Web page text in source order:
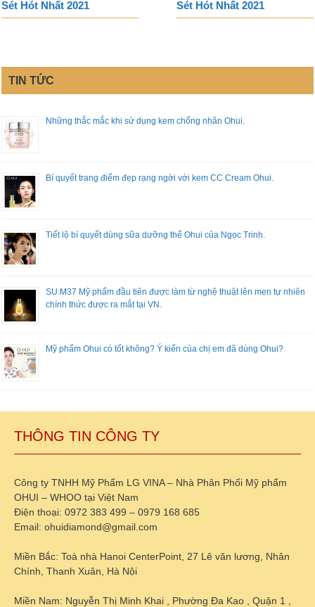
Sét Hót Nhất 2021 Sét Hót Nhất 2021
TIN TỨC
Những thắc mắc khi sử dụng kem chống nhăn Ohui.
Bí quyết trang điểm đẹp rạng ngời với kem CC Cream Ohui.
Tiết lộ bí quyết dùng sữa dưỡng thể Ohui của Ngọc Trinh.
SU:M37 Mỹ phẩm đầu tiên được làm từ nghệ thuật lên men tự nhiên
chính thức được ra mắt tại VN.
Mỹ phẩm Ohui có tốt không? Ý kiến của chị em đã dùng Ohui?
THÔNG TIN CÔNG TY
Công ty TNHH Mỹ Phẩm LG VINA – Nhà Phân Phối Mỹ phẩm
OHUI – WHOO tại Việt Nam
Điện thoại: 0972 383 499 – 0979 168 685
Email: ohuidiamond@gmail.com
Miền Bắc: Toà nhà Hanoi CenterPoint, 27 Lê văn lương, Nhân
Chính, Thanh Xuân, Hà Nội
Miền Nam: Nguyễn Thị Minh Khai , Phường Đa Kao , Quận 1 ,